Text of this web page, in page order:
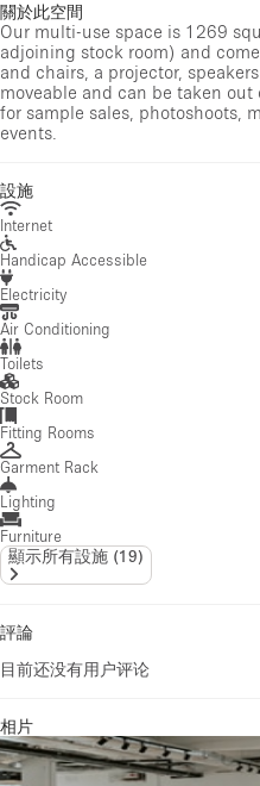
關於此空間
Our multi-use space is 1269
adjoining stock room) and
and chairs, a projector,
moveable and can be taken
for sample sales, photoshoots,
events.
設施
Internet
Handicap Accessible
Electricity
Air Conditioning
Toilets
Stock Room
Fitting Rooms
Garment Rack
Lighting
Furniture
顯示所有設施 (19)
評論
目前还没有用户评论
相片